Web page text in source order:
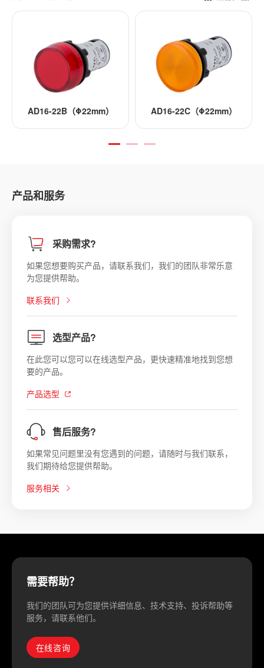
（Φ22mm） AD16-22C（Φ22mm） AD16-22DY
产品和服务
采购需求?
如果您想要购买产品，请联系我们，我们的团队非常乐意
为您提供帮助。
联系我们
选型产品?
在此您可以您可以在线选型产品，更快速精准地找到您想
要的产品。
产品选型
售后服务?
如果常见问题里没有您遇到的问题，请随时与我们联系，
我们期待给您提供帮助。
服务相关
需要帮助？
我们的团队可为您提供详细信息、技术支持、投诉帮助等
服务，请联系他们。
在线咨询